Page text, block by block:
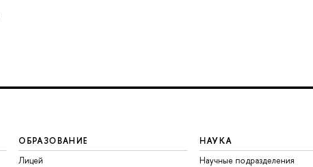
ОБРАЗОВАНИЕ
Лицей
НАУКА
Научные подразделения